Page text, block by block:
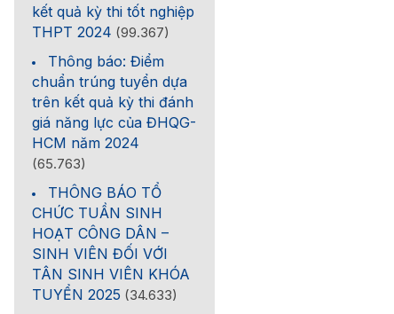
kết quả kỳ thi tốt nghiệp
THPT 2024 (99.367)
Thông báo: Điểm
chuẩn trúng tuyển dựa
trên kết quả kỳ thi đánh
giá năng lực của ĐHQG-
HCM năm 2024
(65.763)
THÔNG BÁO TỔ
CHỨC TUẦN SINH
HOẠT CÔNG DÂN –
SINH VIÊN ĐỐI VỚI
TÂN SINH VIÊN KHÓA
TUYỂN 2025 (34.633)